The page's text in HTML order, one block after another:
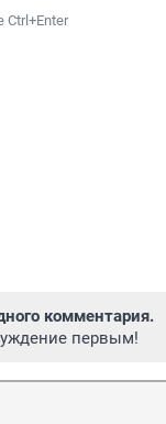
комментария.
первым!